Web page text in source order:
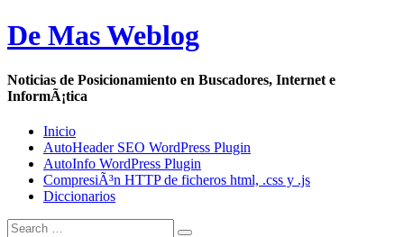
De Mas Weblog
Noticias de Posicionamiento en Buscadores, Internet e
InformÃ¡tica
Inicio
AutoHeader SEO WordPress Plugin
AutoInfo WordPress Plugin
CompresiÃ³n HTTP de ficheros html, .css y .js
Diccionarios